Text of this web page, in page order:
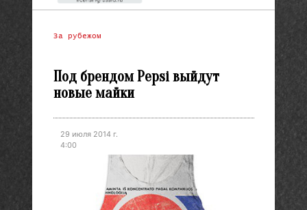
За рубежом
Под брендом Pepsi выйдут
новые майки
29 июля 2014 г.
4:00